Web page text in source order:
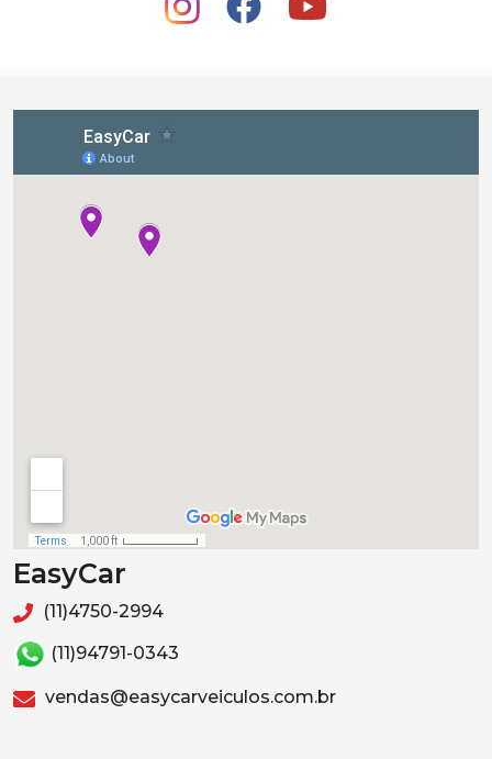
EasyCar
(11)4750-2994
(11)94791-0343
vendas@easycarveiculos.com.br